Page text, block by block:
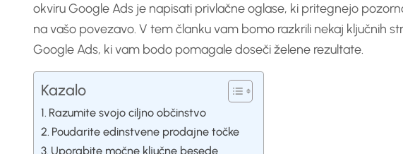
okviru Google Ads je napisati privlačne oglase, ki pritegnejo
na vašo povezavo. V tem članku vam bomo razkrili nekaj ključnih
Google Ads, ki vam bodo pomagale doseči želene rezultate.
Kazalo
Razumite svojo ciljno občinstvo
Poudarite edinstvene prodajne točke
Uporabite močne ključne besede